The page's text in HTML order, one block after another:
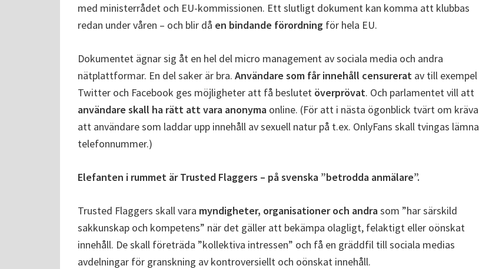
med ministerrådet och EU-kommissionen. Ett slutligt dokument kan komma att klubbas
redan under våren – och blir då en bindande förordning för hela EU.
Dokumentet ägnar sig åt en hel del micro management av sociala media och andra
nätplattformar. En del saker är bra. Användare som får innehåll censurerat av till exempel
Twitter och Facebook ges möjligheter att få beslutet överprövat. Och parlamentet vill att
användare skall ha rätt att vara anonyma online. (För att i nästa ögonblick tvärt om kräva
att användare som laddar upp innehåll av sexuell natur på t.ex. OnlyFans skall tvingas lämna
telefonnummer.)
Elefanten i rummet är Trusted Flaggers – på svenska ”betrodda anmälare”.
Trusted Flaggers skall vara myndigheter, organisationer och andrasom ”har särskild
sakkunskap och kompetens” när det gäller att bekämpa olagligt, felaktigt eller oönskat
innehåll. De skall företräda ”kollektiva intressen” och få en gräddfil till sociala medias
avdelningar för granskning av kontroversiellt och oönskat innehåll.